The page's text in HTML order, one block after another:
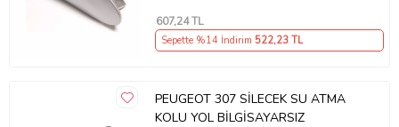
607,24 TL
Sepette %14 İndirim 522,23 TL
PEUGEOT 307 SİLECEK SU ATMA
KOLU YOL BİLGİSAYARSIZ